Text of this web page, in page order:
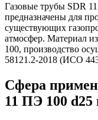
Газовые трубы SDR
предназначены для
существующих
атмосфер. Материал
100, производство
58121.2-2018 (ИСО
Сфера
11 ПЭ 100